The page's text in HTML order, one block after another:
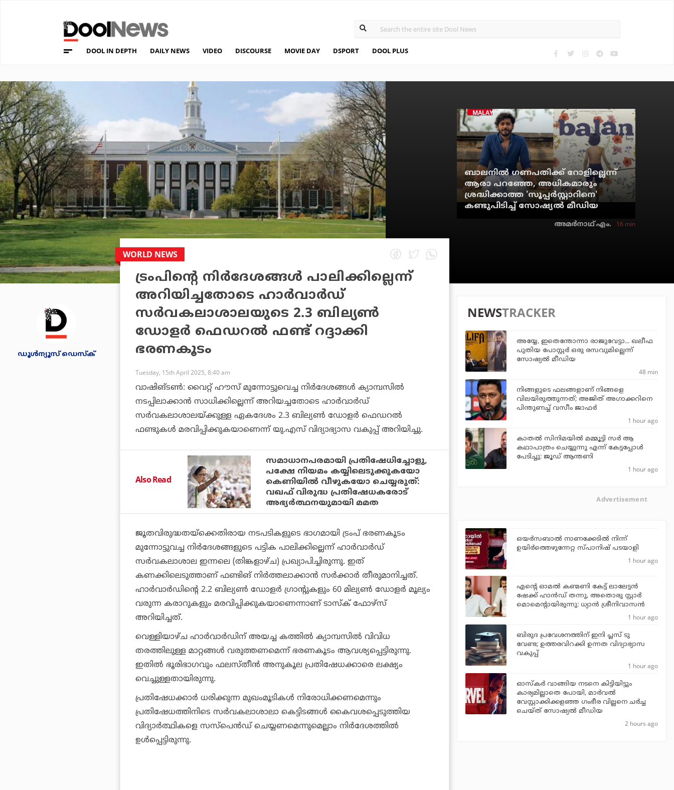
DOOL IN DEPTH DAILY NEWS VIDEO DISCOURSE MOVIE DAY DSPORT DOOL PLUS
MALAYALAM CINEMA
ബാലനില്‍ ഗണപതിക്ക് റോളില്ലെന്ന്
ആരാ പറഞ്ഞേ, അധികമാരും
ശ്രദ്ധിക്കാത്ത 'സൂപ്പര്‍സ്റ്റാറിനെ'
കണ്ടുപിടിച്ച് സോഷ്യല്‍ മീഡിയ
അമര്‍നാഥ് എം. 16 min
ഡൂള്‍ന്യൂസ് ഡെസ്‌ക്
WORLD NEWS
ട്രംപിന്റെ നിര്‍ദേശങ്ങള്‍ പാലിക്കില്ലെന്ന്
അറിയിച്ചതോടെ ഹാര്‍വാര്‍ഡ്
സര്‍വകലാശാലയുടെ 2.3 ബില്യണ്‍
ഡോളര്‍ ഫെഡറല്‍ ഫണ്ട് റദ്ദാക്കി
ഭരണകൂടം
Tuesday, 15th April 2025, 8:40 am
വാഷിങ്ടണ്‍: വൈറ്റ് ഹൗസ് മുന്നോട്ടുവെച്ച നിര്‍ദേശങ്ങള്‍ ക്യാമ്പസില്‍
നടപ്പിലാക്കാന്‍ സാധിക്കില്ലെന്ന് അറിയച്ചതോടെ ഹാര്‍വാര്‍ഡ്
സര്‍വകലാശാലയ്ക്കുള്ള ഏകദേശം 2.3 ബില്യണ്‍ ഡോളര്‍ ഫെഡറല്‍
ഫണ്ടുകള്‍ മരവിപ്പിക്കുകയാണെന്ന് യു.എസ് വിദ്യാഭ്യാസ വകുപ്പ് അറിയിച്ചു.
Also Read
സമാധാനപരമായി പ്രതിഷേധിച്ചോളു,
പക്ഷേ നിയമം കയ്യിലെടുക്കുകയോ
കെണിയിൽ വീഴുകയോ ചെയ്യരുത്:
വഖഫ് വിരുദ്ധ പ്രതിഷേധകരോട്
അഭ്യർത്ഥനയുമായി മമത
ജൂതവിരുദ്ധതയ്ക്കെതിരായ നടപടികളുടെ ഭാഗമായി ട്രംപ് ഭരണകൂടം
മുന്നോട്ടുവച്ച നിര്‍ദേശങ്ങളുടെ പട്ടിക പാലിക്കില്ലെന്ന് ഹാര്‍വാര്‍ഡ്
സര്‍വകലാശാല ഇന്നലെ (തിങ്കളാഴ്ച) പ്രഖ്യാപിച്ചിരുന്നു. ഇത്
കണക്കിലെടുത്താണ് ഫണ്ടിങ് നിര്‍ത്തലാക്കാന്‍ സര്‍ക്കാര്‍ തീരുമാനിച്ചത്.
ഹാര്‍വാര്‍ഡിന്റെ 2.2 ബില്യണ്‍ ഡോളര്‍ ഗ്രാന്റുകളും 60 മില്യണ്‍ ഡോളര്‍ മൂല്യം
വരുന്ന കരാറുകളും മരവിപ്പിക്കുകയാണെന്നാണ് ടാസ്‌ക് ഫോഴ്സ്
അറിയിച്ചത്.
വെള്ളിയാഴ്ച ഹാര്‍വാര്‍ഡിന് അയച്ച കത്തില്‍ ക്യാമ്പസില്‍ വിവിധ
തരത്തിലുള്ള മാറ്റങ്ങള്‍ വരുത്തണമെന്ന് ഭരണകൂടം ആവശ്യപ്പെട്ടിരുന്നു.
ഇതില്‍ ഭൂരിഭാഗവും ഫലസ്തീന്‍ അനുകൂല പ്രതിഷേധക്കാരെ ലക്ഷ്യം
വെച്ചുള്ളതായിരുന്നു.
പ്രതിഷേധക്കാര്‍ ധരിക്കുന്ന മുഖംമൂടികള്‍ നിരോധിക്കണമെന്നും
പ്രതിഷേധത്തിനിടെ സര്‍വകലാശാലാ കെട്ടിടങ്ങള്‍ കൈവശപ്പെടുത്തിയ
വിദ്യാര്‍ത്ഥികളെ സസ്പെന്‍ഡ് ചെയ്യണമെന്നുമെല്ലാം നിര്‍ദേശത്തില്‍
ഉള്‍പ്പെട്ടിരുന്നു.
NEWSTRACKER
അയ്യേ, ഇതെന്തോന്നാ രാജുവേട്ടാ... ഖലീഫ
പുതിയ പോസ്റ്റര്‍ ഒരു രസവുമില്ലെന്ന്
സോഷ്യല്‍ മീഡിയ
48 min
നിങ്ങളുടെ ഫലങ്ങളാണ് നിങ്ങളെ
വിലയിരുത്തുന്നത്; അജിത് അഗാക്കറിനെ
പിന്തുണച്ച് വസീം ജാഫര്‍
1 hour ago
കാതൽ സിനിമയിൽ മമ്മൂട്ടി സർ ആ
കഥാപാത്രം ചെയ്യുന്നു എന്ന് കേട്ടപ്പോൾ
പേടിച്ചു: ജൂഡ് ആന്തണി
1 hour ago
Advertisement
ഒയര്‍സബാൽ നാണക്കേടിൽ നിന്ന്
ഉയിർത്തെഴുന്നേറ്റ സ്പാനിഷ് പടയാളി
1 hour ago
എന്റെ ഓമൽ കണ്മണി കേട്ട് ലാലേട്ടൻ
ഷേക്ക് ഹാൻഡ് തന്നു, അതൊരു സ്റ്റാർ
മൊമെന്റായിരുന്നു: ധ്യാൻ ശ്രീനിവാസൻ
1 hour ago
ബിരുദ പ്രവേശനത്തിന് ഇനി പ്ലസ് ടു
വേണ്ട; ഉത്തരവിറക്കി ഉന്നത വിദ്യാഭ്യാസ
വകുപ്പ്
1 hour ago
ഓസ്‌കര്‍ വാങ്ങിയ നടനെ കിട്ടിയിട്ടും
കാര്യമില്ലാതെ പോയി, മാര്‍വല്‍
വേസ്റ്റാക്കിക്കളഞ്ഞ ഗംഭീര വില്ലനെ ചര്‍ച്ച
ചെയ്ത് സോഷ്യല്‍ മീഡിയ
2 hours ago